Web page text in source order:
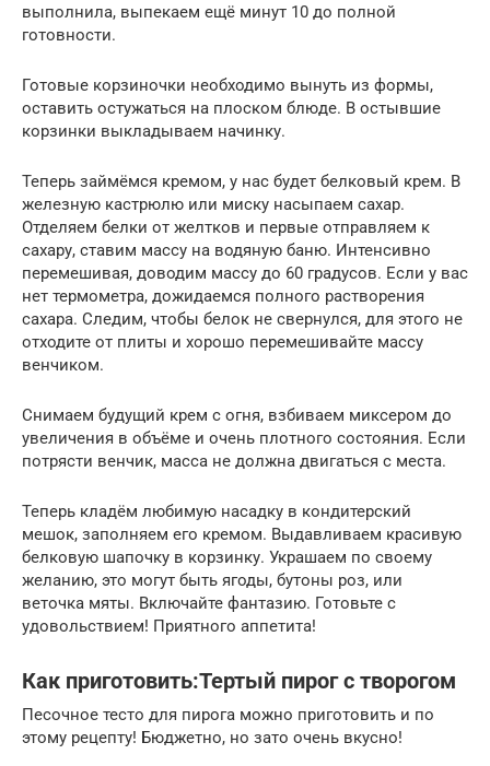
выполнила, выпекаем ещё минут 10 до полной
готовности.
Готовые корзиночки необходимо вынуть из формы,
оставить остужаться на плоском блюде. В остывшие
корзинки выкладываем начинку.
Теперь займёмся кремом, у нас будет белковый крем. В
железную кастрюлю или миску насыпаем сахар.
Отделяем белки от желтков и первые отправляем к
сахару, ставим массу на водяную баню. Интенсивно
перемешивая, доводим массу до 60 градусов. Если у вас
нет термометра, дожидаемся полного растворения
сахара. Следим, чтобы белок не свернулся, для этого не
отходите от плиты и хорошо перемешивайте массу
венчиком.
Снимаем будущий крем с огня, взбиваем миксером до
увеличения в объёме и очень плотного состояния. Если
потрясти венчик, масса не должна двигаться с места.
Теперь кладём любимую насадку в кондитерский
мешок, заполняем его кремом. Выдавливаем красивую
белковую шапочку в корзинку. Украшаем по своему
желанию, это могут быть ягоды, бутоны роз, или
веточка мяты. Включайте фантазию. Готовьте с
удовольствием! Приятного аппетита!
Как приготовить:Тертый пирог с творогом
Песочное тесто для пирога можно приготовить и по
этому рецепту! Бюджетно, но зато очень вкусно!